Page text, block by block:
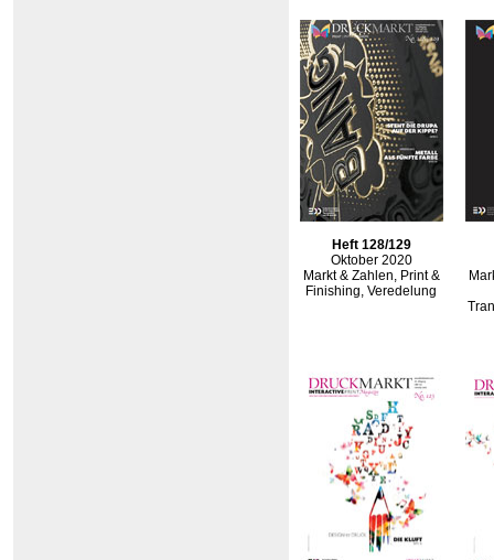
Heft 128/129
Oktober 2020
Markt & Zahlen, Print &
Finishing, Veredelung